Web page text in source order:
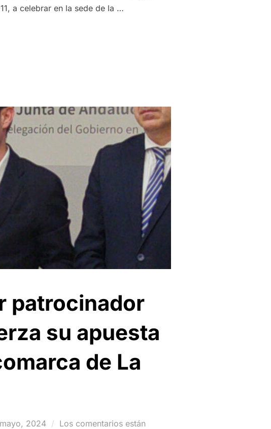
a celebrar en la sede de la …
CONVOCA JUNTA GENERAL DE ACCIONISTAS PARA EL MARTES 25
patrocinador
su apuesta
de La
2024
Los comentarios están